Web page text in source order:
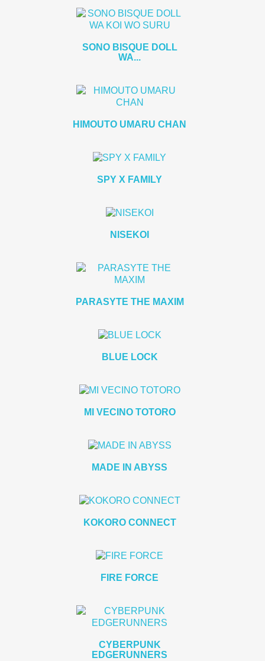
SONO BISQUE DOLL
WA...
HIMOUTO UMARU CHAN
SPY X FAMILY
NISEKOI
PARASYTE THE MAXIM
BLUE LOCK
MI VECINO TOTORO
MADE IN ABYSS
KOKORO CONNECT
FIRE FORCE
CYBERPUNK
EDGERUNNERS
Iniciar sesión
Debe iniciar sesión para guardar productos en su lista de